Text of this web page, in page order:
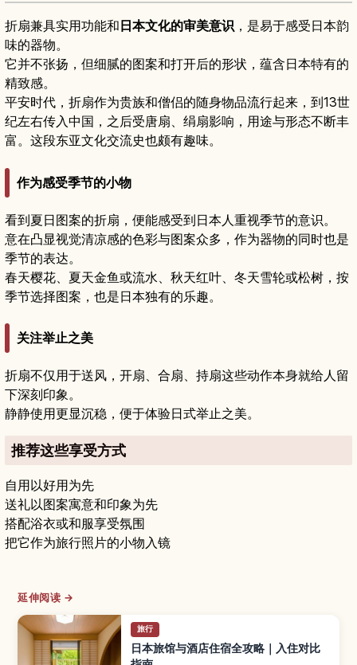
折扇兼具实用功能和 日本文化的审美意识 ，是易于感受日本韵
味的器物。
它并不张扬，但细腻的图案和打开后的形状，蕴含日本特有的
精致感。
平安时代，折扇作为贵族和僧侣的随身物品流行起来，到13世
纪左右传入中国，之后受唐扇、绢扇影响，用途与形态不断丰
富。这段东亚文化交流史也颇有趣味。
作为感受季节的小物
看到夏日图案的折扇，便能感受到日本人重视季节的意识。
意在凸显视觉清凉感的色彩与图案众多，作为器物的同时也是
季节的表达。
春天樱花、夏天金鱼或流水、秋天红叶、冬天雪轮或松树，按
季节选择图案，也是日本独有的乐趣。
关注举止之美
折扇不仅用于送风，开扇、合扇、持扇这些动作本身就给人留
下深刻印象。
静静使用更显沉稳，便于体验日式举止之美。
推荐这些享受方式
自用以好用为先
送礼以图案寓意和印象为先
搭配浴衣或和服享受氛围
把它作为旅行照片的小物入镜
延伸阅读 →
旅行
日本旅馆与酒店住宿全攻略｜入住对比